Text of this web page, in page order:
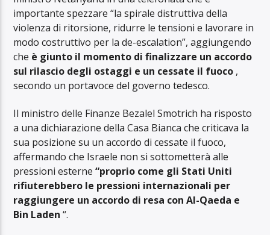
importante spezzare “la spirale distruttiva della
violenza di ritorsione, ridurre le tensioni e lavorare in
modo costruttivo per la de-escalation”, aggiungendo
che è giunto il momento di finalizzare un accordo
sul rilascio degli ostaggi e un cessate il fuoco ,
secondo un portavoce del governo tedesco.
Il ministro delle Finanze Bezalel Smotrich ha risposto
a una dichiarazione della Casa Bianca che criticava la
sua posizione su un accordo di cessate il fuoco,
affermando che Israele non si sottometterà alle
pressioni esterne“proprio come gli Stati Uniti
rifiuterebbero le pressioni internazionali per
raggiungere un accordo di resa con Al-Qaeda e
Bin Laden “.